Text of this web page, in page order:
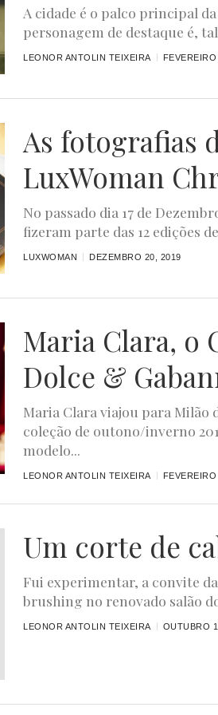
A cidade é o palco principal
personagem de destaque é,
LEONOR ANTOLIN TEIXEIRA
As fotografias
LuxWoman
No passado dia 17 de
fizeram parte das 12 edições
LUXWOMAN DEZEMBRO 20, 2019
Maria Clara, o
Dolce &
Maria Clara viajou para Milão
coleção de outono/inverno
modelo...
LEONOR ANTOLIN TEIXEIRA
Um corte de
Fui experimentar, a convite
brushing no renovado salão
LEONOR ANTOLIN TEIXEIRA OUTUBRO